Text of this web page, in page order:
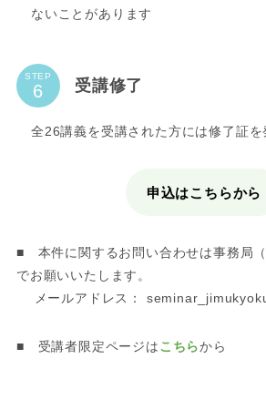
ないことがあります
STEP
受講修了
全26講義を受講された方には修了証を
申込はこちらから
■ 本件に関するお問い合わせは事務局
でお願いいたします。
メールアドレス：
■ 受講者限定ページはこちらから